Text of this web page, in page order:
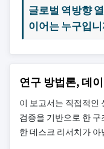
글로벌 역방향
이어는 누구입니
연구 방법론, 데
이 보고서는 직접적인
검증을 기반으로 한
한 데스크 리서치가 아